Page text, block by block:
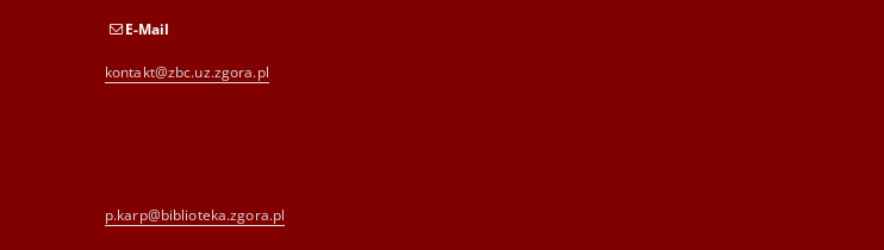
E-Mail
kontakt@zbc.uz.zgora.pl
p.karp@biblioteka.zgora.pl